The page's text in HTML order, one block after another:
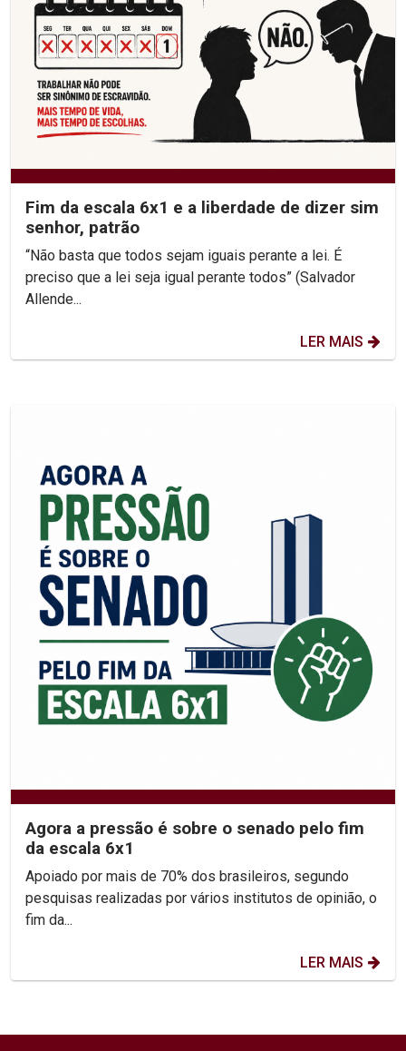
Fim da escala 6x1 e a liberdade de dizer sim
senhor, patrão
“Não basta que todos sejam iguais perante a lei. É
preciso que a lei seja igual perante todos” (Salvador
Allende...
LER MAIS
Agora a pressão é sobre o senado pelo fim
da escala 6x1
Apoiado por mais de 70% dos brasileiros, segundo
pesquisas realizadas por vários institutos de opinião, o
fim da...
LER MAIS